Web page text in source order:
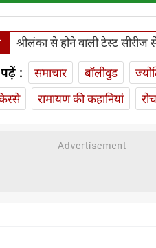
श्रीलंका से होने वाली टेस्ट
: समाचार बॉलीवुड
रामायण की कहानियां